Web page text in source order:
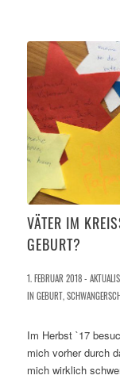
VÄTER IM
EBURT?
1. FEBRUAR 2018 -
IN GEBURT,
Im Herbst `17
mich vorher durch
mich wirklich